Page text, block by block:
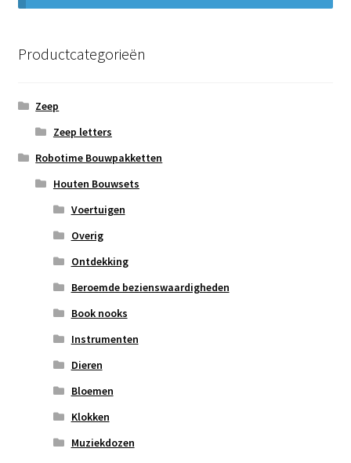
Productcategorieën
Zeep
Zeep letters
Robotime Bouwpakketten
Houten Bouwsets
Voertuigen
Overig
Ontdekking
Beroemde bezienswaardigheden
Book nooks
Instrumenten
Dieren
Bloemen
Klokken
Muziekdozen